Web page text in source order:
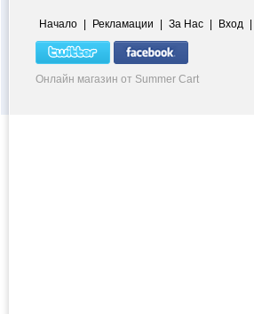
Начало | Рекламации | За Нас | Вход |
Онлайн магазин от Summer Cart